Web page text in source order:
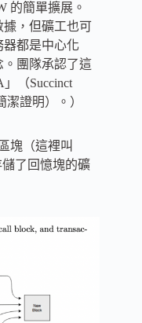
的簡單擴展。
據，但礦工也可
都是中心化
。團隊承認了這
（Succinct
潔證明）。）
塊（這裡叫
了回憶塊的礦